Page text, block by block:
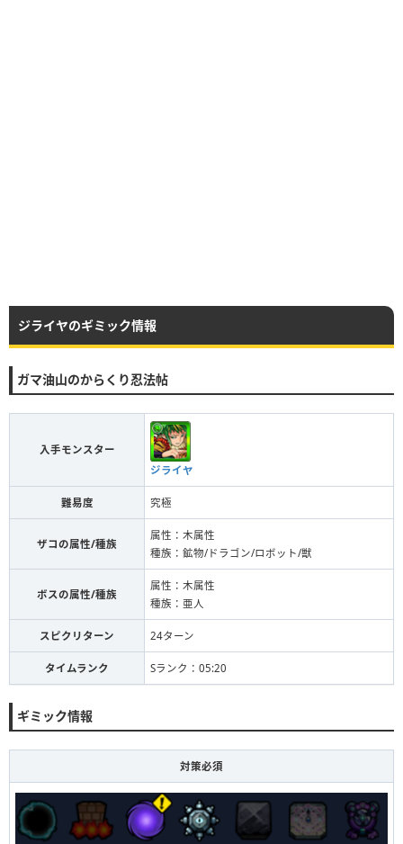
ジライヤのギミック情報
ガマ油山のからくり忍法帖
入手モンスター
ジライヤ
難易度 究極
ザコの属性/種族
属性：木属性
種族：鉱物/ドラゴン/ロボット/獣
ボスの属性/種族
属性：木属性
種族：亜人
スピクリターン 24ターン
タイムランク Sランク：05:20
ギミック情報
対策必須